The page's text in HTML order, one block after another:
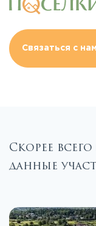
Связаться с
Скорее
данные